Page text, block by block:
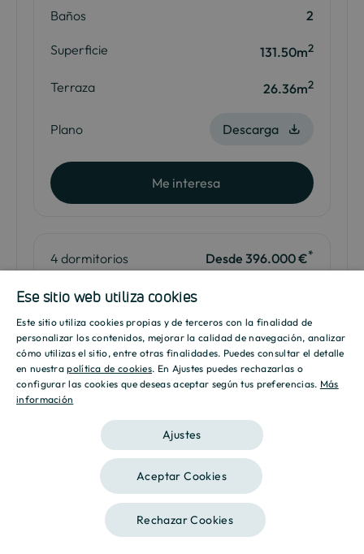
Baños
2
Superficie 131.50m2
Terraza 26.36m2
Plano Descarga
Me interesa
4 dormitorios Desde 396.000 €*
Baños
2
Superficie 131.50m
Descarga
Llámanos
SPANISH
ENGLISH
Ese sitio web utiliza cookies
Este sitio utiliza cookies propias y de terceros con la finalidad de
personalizar los contenidos, mejorar la calidad de navegación, analizar
cómo utilizas el sitio, entre otras finalidades. Puedes consultar el detalle
en nuestrapolítica de cookies. En Ajustes puedes rechazarlas o
configurar las cookies que deseas aceptar según tus preferencias. Más
información
Ajustes
Aceptar Cookies
Rechazar Cookies